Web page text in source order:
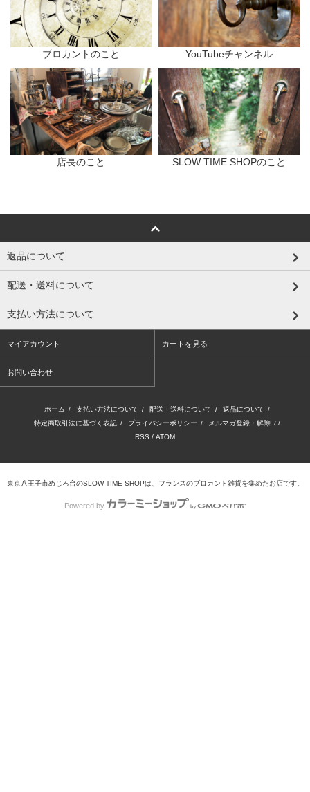
ブロカントのこと YouTubeチャンネル
店長のこと SLOW TIME SHOPのこと
返品について
配送・送料について
支払い方法について
マイアカウント カートを見る
お問い合わせ
ホーム / 支払い方法について / 配送・送料について / 返品について /
特定商取引法に基づく表記 / プライバシーポリシー / メルマガ登録・解除 / /
RSS / ATOM
東京八王子市めじろ台のSLOW TIME SHOPは、フランスのブロカント雑貨を集めたお店です。
Powered by